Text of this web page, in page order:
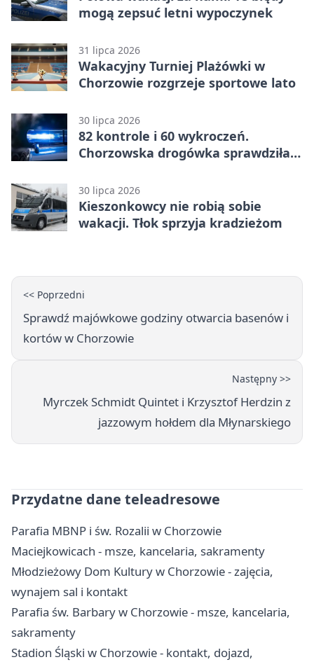
mogą zepsuć letni wypoczynek
31 lipca 2026
Wakacyjny Turniej Plażówki w
Chorzowie rozgrzeje sportowe lato
30 lipca 2026
82 kontrole i 60 wykroczeń.
Chorzowska drogówka sprawdziła
30 lipca 2026
Kieszonkowcy nie robią sobie
wakacji. Tłok sprzyja kradzieżom
<< Poprzedni
Sprawdź majówkowe godziny otwarcia basenów i
kortów w Chorzowie
Następny >>
Myrczek Schmidt Quintet i Krzysztof Herdzin z
jazzowym hołdem dla Młynarskiego
Przydatne dane teleadresowe
Parafia MBNP i św. Rozalii w Chorzowie
Maciejkowicach - msze, kancelaria, sakramenty
Młodzieżowy Dom Kultury w Chorzowie - zajęcia,
wynajem sal i kontakt
Parafia św. Barbary w Chorzowie - msze, kancelaria,
sakramenty
Stadion Śląski w Chorzowie - kontakt, dojazd,